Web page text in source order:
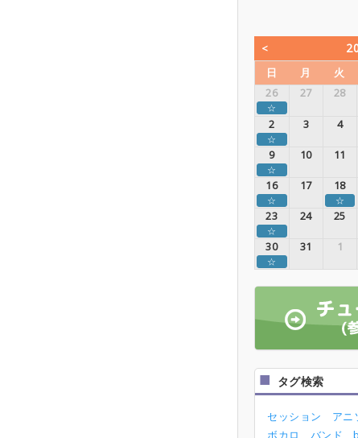
日 月 火
26
27 28
☆
2 3 4
☆
9 10 11
☆
16 17 18
☆ ☆
23 24 25
☆
30 31 1
☆
タグ検索
セッション アニ
ボカロ
バンド